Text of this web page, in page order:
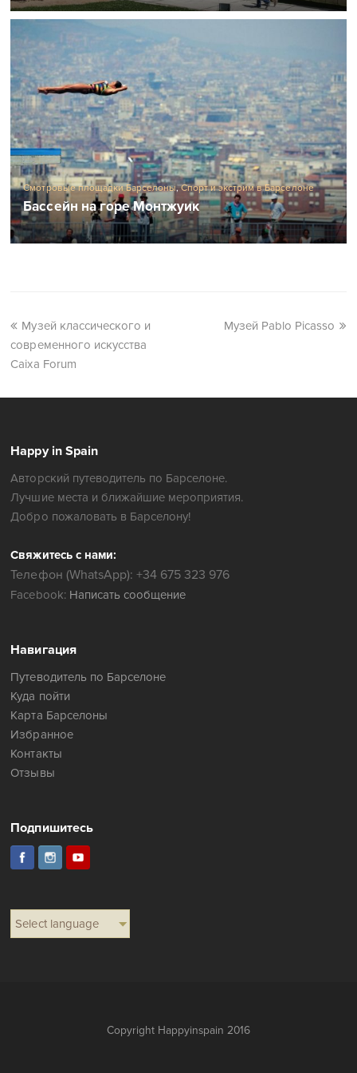
Смотровые площадки Барселоны,Спорт и экстрим в Барселоне
Бассейн на горе Монтжуик
Музей классического и
современного искусства
Caixa Forum
Музей Pablo Picasso
Happy in Spain
Авторский путеводитель по Барселоне.
Лучшие места и ближайшие мероприятия.
Добро пожаловать в Барселону!
Свяжитесь с нами:
Телефон (WhatsApp): +34 675 323 976
Facebook: Написать сообщение
Навигация
Путеводитель по Барселоне
Куда пойти
Карта Барселоны
Избранное
Контакты
Отзывы
Подпишитесь
Select language
Copyright Happyinspain 2016